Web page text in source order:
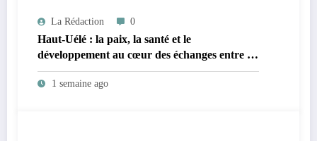
La Rédaction 0
Haut-Uélé : la paix, la santé et le
développement au cœur des échanges entre le
vice-gouverneur Christophe Dara Matata et
les chefs des secteurs de Gombari et de
1 semaine ago